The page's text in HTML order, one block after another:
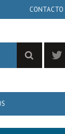
CONTACTO